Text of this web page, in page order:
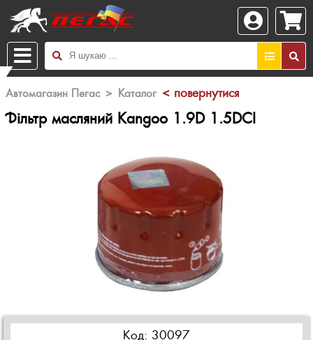
Автомагазин Пегас > Каталог < повернутися
Фільтр масляний Kangoo 1.9D 1.5DCI
Код: 30097